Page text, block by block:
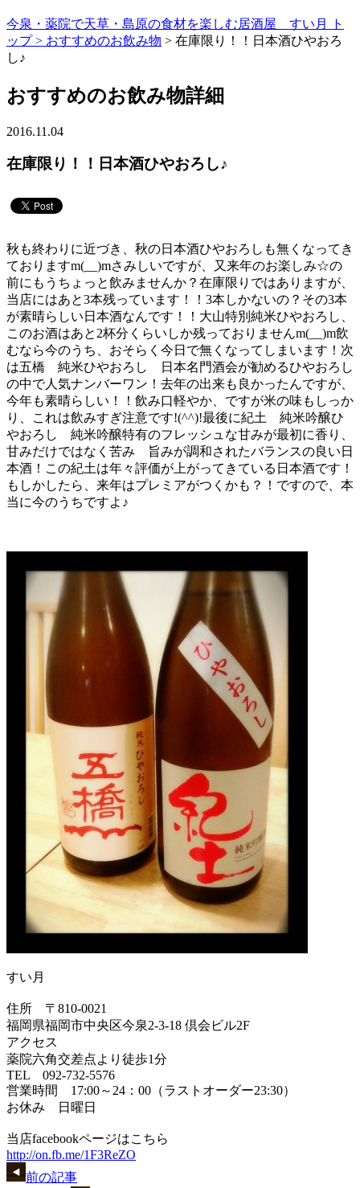
今泉・薬院で天草・島原の食材を楽しむ居酒屋 すい月 ト
ップ > おすすめのお飲み物 > 在庫限り！！日本酒ひやおろ
し♪
おすすめのお飲み物詳細
2016.11.04
在庫限り！！日本酒ひやおろし♪
秋も終わりに近づき、秋の日本酒ひやおろしも無くなってき
ておりますm(__)mさみしいですが、又来年のお楽しみ☆の
前にもうちょっと飲みませんか？在庫限りではありますが、
当店にはあと3本残っています！！3本しかないの？その3本
が素晴らしい日本酒なんです！！大山特別純米ひやおろし、
このお酒はあと2杯分くらいしか残っておりませんm(__)m飲
むなら今のうち、おそらく今日で無くなってしまいます！次
は五橋 純米ひやおろし 日本名門酒会が勧めるひやおろし
の中で人気ナンバーワン！去年の出来も良かったんですが、
今年も素晴らしい！！飲み口軽やか、ですが米の味もしっか
り、これは飲みすぎ注意です!(^^)!最後に紀土 純米吟醸ひ
やおろし 純米吟醸特有のフレッシュな甘みが最初に香り、
甘みだけではなく苦み 旨みが調和されたバランスの良い日
本酒！この紀土は年々評価が上がってきている日本酒です！
もしかしたら、来年はプレミアがつくかも？！ですので、本
当に今のうちですよ♪
すい月
住所 〒810-0021
福岡県福岡市中央区今泉2-3-18 倶会ビル2F
アクセス
薬院六角交差点より徒歩1分
TEL 092-732-5576
営業時間 17:00～24：00（ラストオーダー23:30）
お休み 日曜日
当店facebookページはこちら
http://on.fb.me/1F3ReZO
前の記事